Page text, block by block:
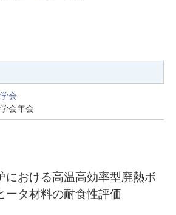
会
会年会
における高温高効率型廃熱ボ
ータ材料の耐食性評価